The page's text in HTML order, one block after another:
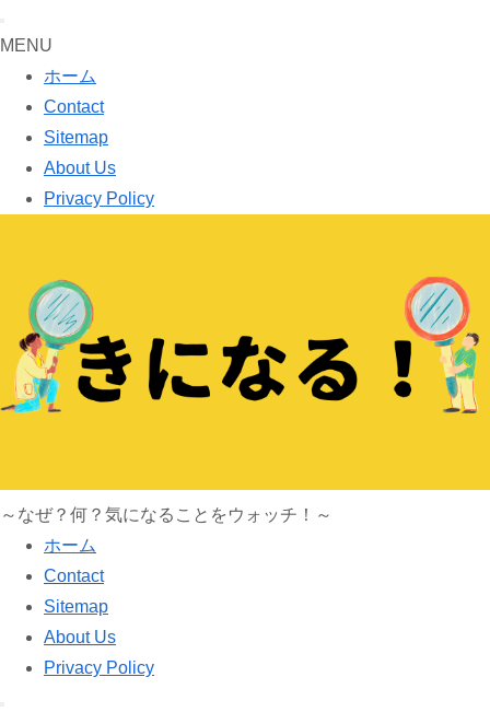
MENU
ホーム
Contact
Sitemap
About Us
Privacy Policy
～なぜ？何？気になることをウォッチ！～
ホーム
Contact
Sitemap
About Us
Privacy Policy